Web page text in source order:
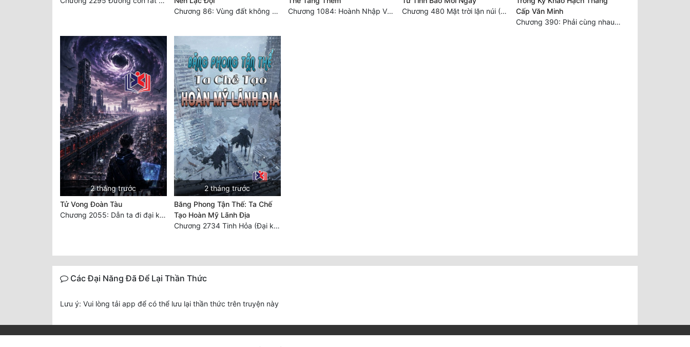
Chương 86: Vùng đất không cửa
Chương 1084: Hoành Nhập Vi Quan
Chương 480 Mặt trời lặn núi (Đại kết cục)
Cấp Văn Minh
Chương 390: Phải cùng nhau gánh
2 tháng trước
Tử Vong Đoàn Tàu
Chương 2055: Dẫn ta đi đại kết cục
2 tháng trước
Băng Phong Tận Thế: Ta Chế
Tạo Hoàn Mỹ Lãnh Địa
Chương 2734 Tinh Hỏa (Đại kết cục) (2)
Các Đại Năng Đã Để Lại Thần Thức
Lưu ý: Vui lòng tải app để có thể lưu lại thần thức trên truyện này